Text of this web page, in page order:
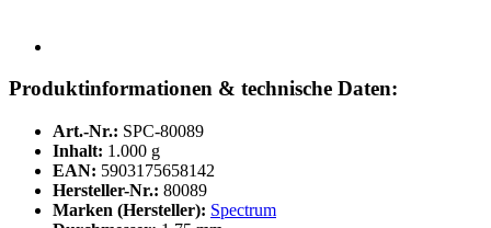
Produktinformationen & technische Daten:
Art.-Nr.: SPC-80089
Inhalt: 1.000 g
EAN: 5903175658142
Hersteller-Nr.: 80089
Marken (Hersteller): Spectrum